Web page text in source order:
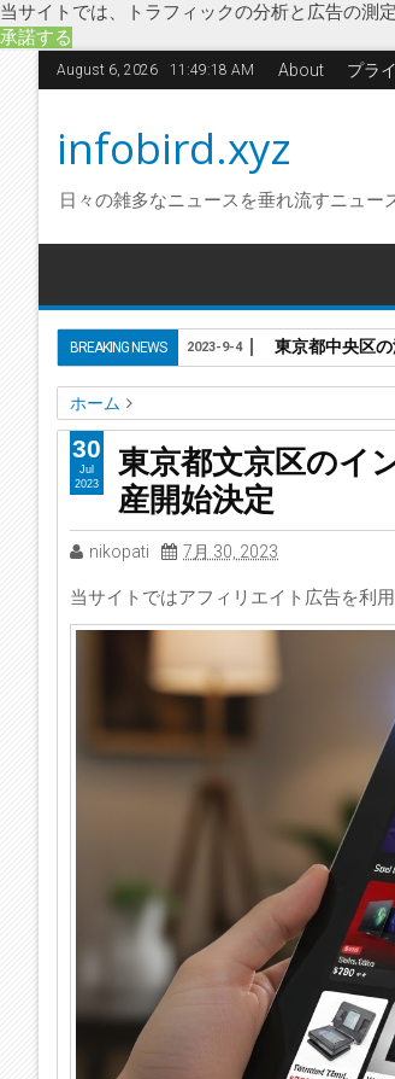
当サイトでは、トラフィックの分析と広告の測
承諾する
August 6, 2026 11:49:18 AM About プラ
infobird.xyz
日々の雑多なニュースを垂れ流すニュー
BREAKING NEWS 東京都中央区
2023-9-4
ホーム
Bon-bon
Delta EC事業 Forward IT
東京都文京区のインターネット通販業「
東京都文京区のイ
産開始決定
nikopati 7月 30, 2023
当サイトではアフィリエイト広告を利
30
Jul
2023